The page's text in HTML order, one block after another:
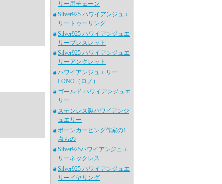
リー用チェーン
Silver925 ハワイアンジュエ
リートゥーリング
Silver925 ハワイアンジュエ
リーブレスレット
Silver925 ハワイアンジュエ
リーアンクレット
ハワイアンジュエリー
LONO（ロノ）
ゴールド ハワイアンジュエ
リー
ステンレス製ハワイアンジ
ュエリー
ボーンカービング作家の1
点もの
Silver925ハワイアンジュエ
リーネックレス
Silver925 ハワイアンジュエ
リーイヤリング